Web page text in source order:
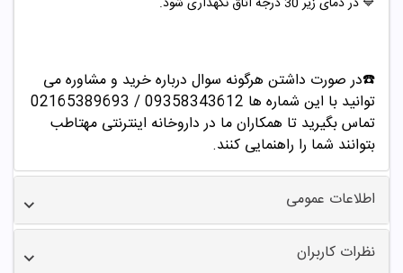
☎️در صورت داشتن هرگونه سوال درباره خرید و مشاوره می
توانید با این شماره ها 09358343612 / 02165389693
تماس بگیرید تا همکاران ما در داروخانه اینترنتی مهتاطب
بتوانند شما را راهنمایی کنند.
اطلاعات عمومی
نظرات کاربران